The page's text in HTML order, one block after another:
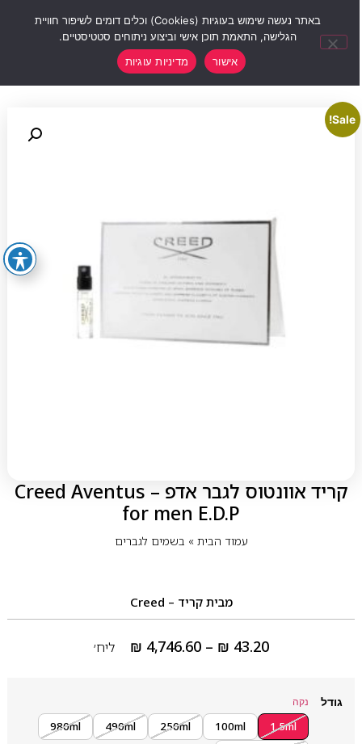
Sale!
קריד אוונטוס לגבר אדפ – Creed Aventus
for men E.D.P
עמוד הבית» בשמים לגברים
מבית קריד – Creed
₪ 43.20
–
₪ 4,746.60 ליח׳
גודל נקה
1.5ml
100ml
250ml
490ml
980ml
באתר נעשה שימוש בעוגיות (Cookies) וכלים דומים לשיפור חוויית
הגלישה, התאמת תוכן אישי וביצוע ניתוחים סטטיסטיים.
אישור
מדיניות עוגיות